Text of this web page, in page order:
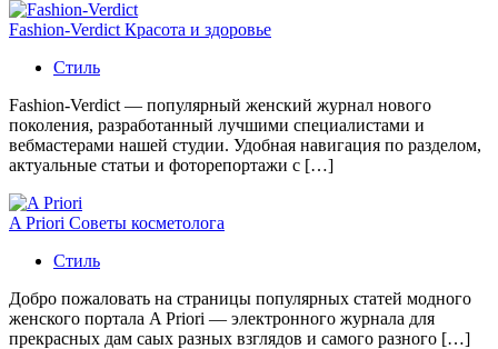
Fashion-Verdict Красота и здоровье
Стиль
Fashion-Verdict — популярный женский журнал нового
поколения, разработанный лучшими специалистами и
вебмастерами нашей студии. Удобная навигация по разделом,
актуальные статьи и фоторепортажи с […]
A Priori Советы косметолога
Стиль
Добро пожаловать на страницы популярных статей модного
женского портала A Priori — электронного журнала для
прекрасных дам саых разных взглядов и самого разного […]